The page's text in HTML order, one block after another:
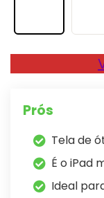
Prós
Tela de
É o iPad
Ideal